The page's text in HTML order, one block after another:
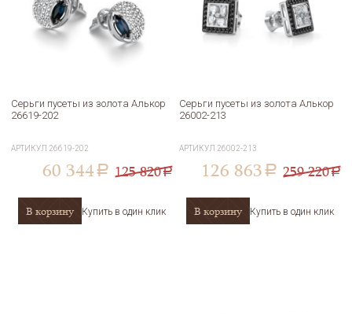
Серьги пусеты из золота Алькор
26619-202
АРТИКУЛ 26619-202
60 344 a 125 820a
В корзину Купить в один клик
Серьги пусеты из золота Алькор
26002-213
АРТИКУЛ 26002-213
126 863 a 259 220a
В корзину Купить в один клик